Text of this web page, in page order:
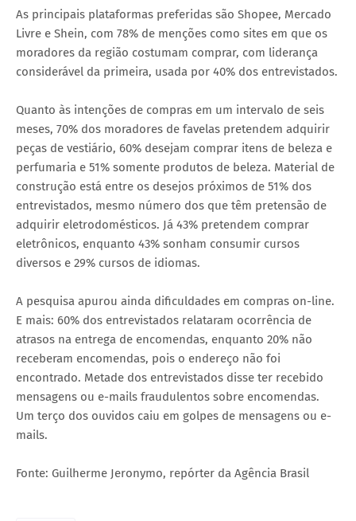
As principais plataformas preferidas são Shopee, Mercado
Livre e Shein, com 78% de menções como sites em que os
moradores da região costumam comprar, com liderança
considerável da primeira, usada por 40% dos entrevistados.
Quanto às intenções de compras em um intervalo de seis
meses, 70% dos moradores de favelas pretendem adquirir
peças de vestiário, 60% desejam comprar itens de beleza e
perfumaria e 51% somente produtos de beleza. Material de
construção está entre os desejos próximos de 51% dos
entrevistados, mesmo número dos que têm pretensão de
adquirir eletrodomésticos. Já 43% pretendem comprar
eletrônicos, enquanto 43% sonham consumir cursos
diversos e 29% cursos de idiomas.
A pesquisa apurou ainda dificuldades em compras on-line.
E mais: 60% dos entrevistados relataram ocorrência de
atrasos na entrega de encomendas, enquanto 20% não
receberam encomendas, pois o endereço não foi
encontrado. Metade dos entrevistados disse ter recebido
mensagens ou e-mails fraudulentos sobre encomendas.
Um terço dos ouvidos caiu em golpes de mensagens ou e-
mails.
Fonte: Guilherme Jeronymo, repórter da Agência Brasil